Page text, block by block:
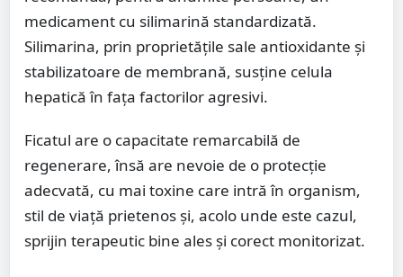
medicament cu silimarină standardizată.
Silimarina, prin proprietățile sale antioxidante și
stabilizatoare de membrană, susține celula
hepatică în fața factorilor agresivi.
Ficatul are o capacitate remarcabilă de
regenerare, însă are nevoie de o protecție
adecvată, cu mai toxine care intră în organism,
stil de viață prietenos și, acolo unde este cazul,
sprijin terapeutic bine ales și corect monitorizat.